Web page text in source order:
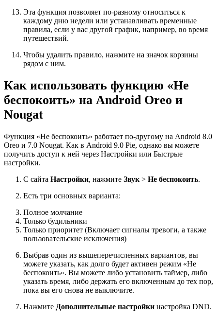
Эта функция позволяет по-разному относиться к
каждому дню недели или устанавливать временные
правила, если у вас другой график, например, во время
путешествий.
Чтобы удалить правило, нажмите на значок корзины
рядом с ним.
Как использовать функцию «Не
беспокоить» на Android Oreo и
Nougat
Функция «Не беспокоить» работает по-другому на Android 8.0
Oreo и 7.0 Nougat. Как в Android 9.0 Pie, однако вы можете
получить доступ к ней через Настройки или Быстрые
настройки.
С сайта Настройки, нажмите Звук > Не беспокоить.
Есть три основных варианта:
Полное молчание
Только будильники
Только приоритет (Включает сигналы тревоги, а также
пользовательские исключения)
Выбрав один из вышеперечисленных вариантов, вы
можете указать, как долго будет активен режим «Не
беспокоить». Вы можете либо установить таймер, либо
указать время, либо держать его включенным до тех пор,
пока вы его снова не выключите.
Нажмите Дополнительные настройки настройка DND.